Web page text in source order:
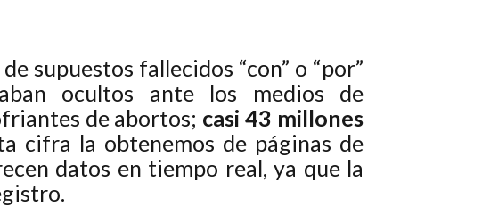
supuestos fallecidos “con” o “por”
ocultos ante los medios de
de abortos; casi 43 millones
cifra la obtenemos de páginas de
datos en tiempo real, ya que la